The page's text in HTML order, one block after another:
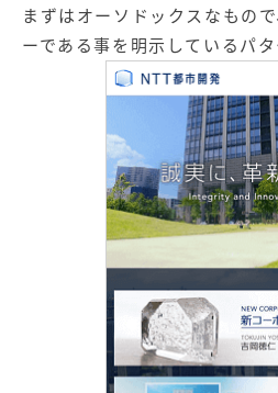
まずはオーソドックスなもの
ーである事を明示しているパタ